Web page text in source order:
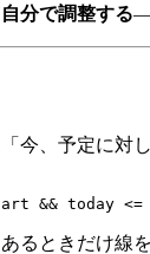
分で調整する
今、予定に対
るときだけ線